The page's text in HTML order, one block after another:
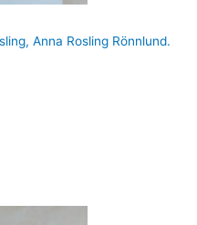
Anna Rosling Rönnlund.